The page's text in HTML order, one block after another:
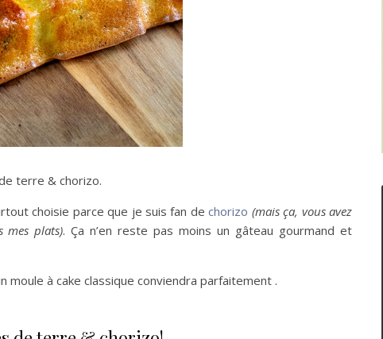
terre & chorizo.
choisie parce que je suis fan dechorizo (mais ça, vous avez
mes plats). Ça n’en reste pas moins un gâteau gourmand et
moule à cake classique conviendra parfaitement .